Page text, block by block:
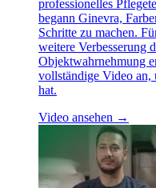
professionelles
begann Ginevra,
Schritte zu machen.
weitere Verbesserung
Objektwahrnehmung
vollständige Video an,
hat.
Video ansehen →